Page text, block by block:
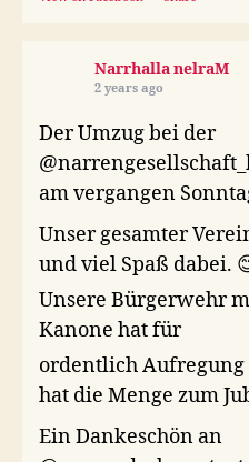
Narrhalla nelraM
2 years ago
Der Umzug bei der
am vergangen
Unser gesamter
und viel Spaß dabei.
Unsere Bürgerwehr
Kanone hat für
ordentlich Aufregung
hat die Menge zum
Ein Dankeschön an